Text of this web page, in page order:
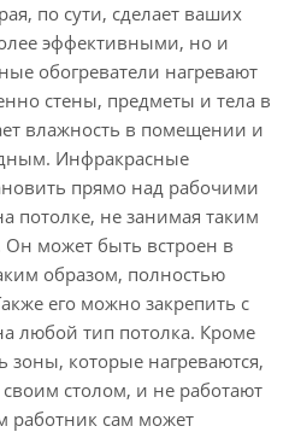
по сути, сделает ваших
эффективными, но и
обогреватели нагревают
стены, предметы и тела в
влажность в помещении и
Инфракрасные
прямо над рабочими
потолке, не занимая таким
Он может быть встроен в
образом, полностью
его можно закрепить с
любой тип потолка. Кроме
зоны, которые нагреваются,
своим столом, и не работают
работник сам может